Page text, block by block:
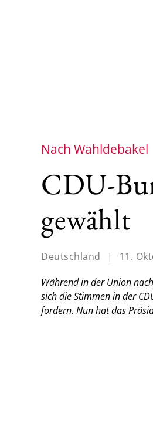
Nach Wahldebakel
CDU-
gewählt
Deutschland | 11.
Während in der Union
sich die Stimmen in der
fordern. Nun hat das